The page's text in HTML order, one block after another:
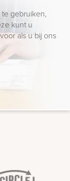
gebruiken,
kunt u
als u bij ons